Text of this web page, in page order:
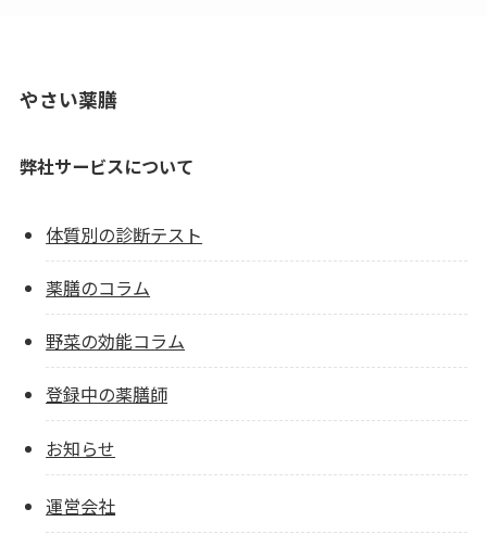
やさい薬膳
弊社サービスについて
体質別の診断テスト
薬膳のコラム
野菜の効能コラム
登録中の薬膳師
お知らせ
運営会社